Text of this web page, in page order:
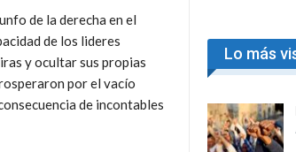
de la derecha en el
de los lideres
y ocultar sus propias
por el vacío
de incontables
Lo más